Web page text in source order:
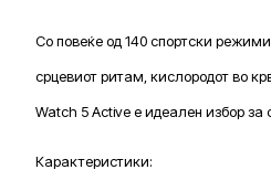
Со повеќе од 140 спортски
срцевиот ритам, кислородот во
Watch 5 Active е идеален избор за
Карактеристики: